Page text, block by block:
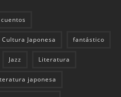
cuentos
Japonesa fantástico
Jazz Literatura
japonesa